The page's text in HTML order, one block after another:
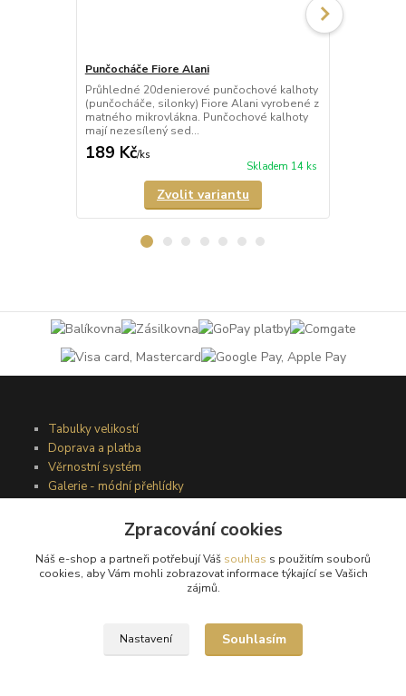
Punčocháče Fiore Alani
Průhledné 20denierové punčochové kalhoty
(punčocháče, silonky) Fiore Alani vyrobené z
matného mikrovlákna. Punčochové kalhoty
mají nezesílený sed...
189 Kč/ks
Skladem 14 ks
Zvolit variantu
Tabulky velikostí
Doprava a platba
Věrnostní systém
Galerie - módní přehlídky
Obchodní podmínky
Zpracování cookies
Náš e-shop a partneři potřebují Váš souhlas s použitím souborů
cookies, aby Vám mohli zobrazovat informace týkající se Vašich
zájmů.
Nastavení Souhlasím